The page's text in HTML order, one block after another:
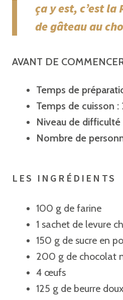
ça y est, c’est
de gâteau au
AVANT DE
Temps de
Temps de cuisson :
Niveau de difficulté
Nombre de
LES INGRÉDIENTS
100 g de farine
1 sachet de levure
150 g de sucre en
200 g de chocolat
4 œufs
125 g de beurre doux